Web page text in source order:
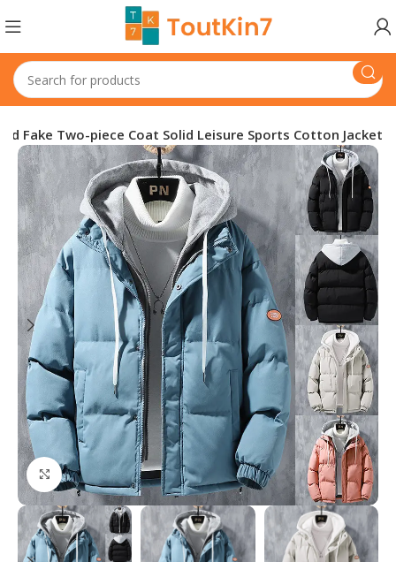
Fake Two-piece Coat Solid Leisure Sports Cotton Jacket
Click to enlarge